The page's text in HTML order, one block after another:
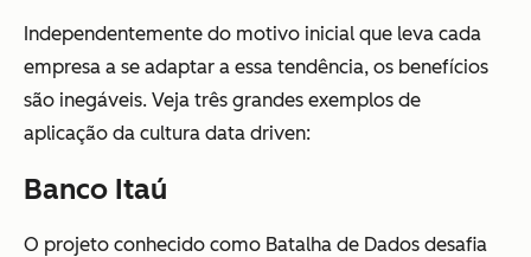
Independentemente do motivo inicial que leva cada
empresa a se adaptar a essa tendência, os benefícios
são inegáveis. Veja três grandes exemplos de
aplicação da cultura data driven:
Banco Itaú
O projeto conhecido como Batalha de Dados desafia